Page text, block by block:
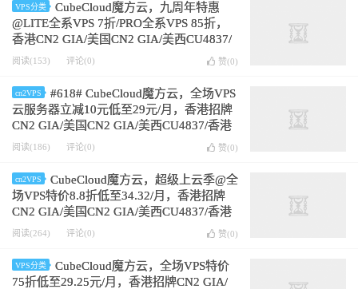
VPS分类
CubeCloud魔方云，九周年特惠
@LITE全系VPS 7折/PRO全系VPS 85折，
香港CN2 GIA/美国CN2 GIA/美西CU4837/
香港Lite，赠送高级版CC硬件清洗
阅读(153) 评论(0) 赞(0)
cn2VPS
#618# CubeCloud魔方云，全场VPS
云服务器立减10元低至29元/月，香港招牌
CN2 GIA/美国CN2 GIA/美西CU4837/香港
Lite NTT，赠送高级版CC硬件清洗
阅读(186) 评论(0) 赞(0)
cn2VPS
CubeCloud魔方云，超级上云季@全
场VPS特价8.8折低至34.32/月，香港招牌
CN2 GIA/美国CN2 GIA/美西CU4837/香港
Lite NTT，赠送高级版CC硬件清洗
阅读(264) 评论(0) 赞(0)
VPS分类
CubeCloud魔方云，全场VPS特价
75折低至29.25元/月，香港招牌CN2 GIA/